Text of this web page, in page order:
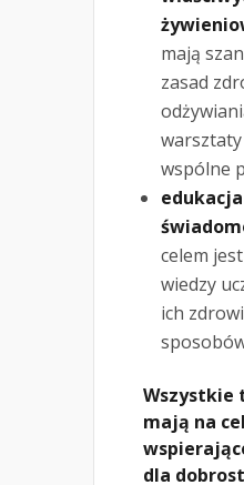
mają
zasad
wspólne
celem
wiedzy
ich
Wszystkie
mają na
dla